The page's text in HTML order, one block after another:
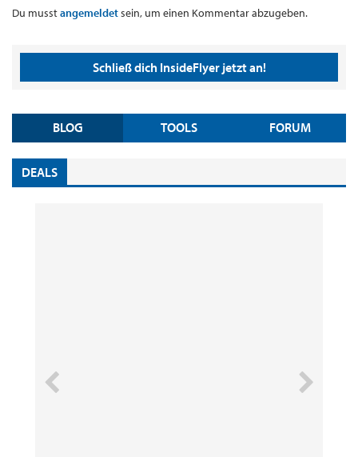
Du musstangemeldetsein, um einen Kommentar abzugeben.
Schließ dich InsideFlyer jetzt an!
BLOG TOOLS FORUM
DEALS